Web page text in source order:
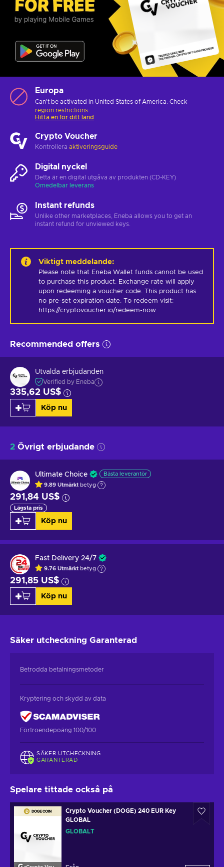
Europa
Can't be activated in United States of America. Check
region restrictions
Hitta en för ditt land
Crypto Voucher
Kontrollera aktiveringsguide
Digital nyckel
Detta är en digital utgåva av produkten (CD-KEY)
Omedelbar leverans
Instant refunds
Unlike other marketplaces, Eneba allows you to get an
instant refund for unviewed keys.
Viktigt meddelande:
Please note that Eneba Wallet funds cannot be used
to purchase this product. Exchange rate will apply
upon redeeming a voucher code. This product has
no pre-set expiration date. To redeem visit:
https://cryptovoucher.io/redeem-now
Recommended offers
Utvalda erbjudanden
Verified by Eneba
335,62 US$
Köp nu
2 Övrigt erbjudande
Ultimate Choice Bästa leverantör
9.89 Utmärkt betyg
291,84 US$
Lägsta pris
Köp nu
Fast Delivery 24/7
9.76 Utmärkt betyg
291,85 US$
Köp nu
Säker utcheckning Garanterad
Betrodda betalningsmetoder
Kryptering och skydd av data
Förtroendepoäng 100/100
SÄKER UTCHECKNING
GARANTERAD
Spelare tittade också på
Crypto Voucher (DOGE) 240 EUR Key
GLOBAL
GLOBALT